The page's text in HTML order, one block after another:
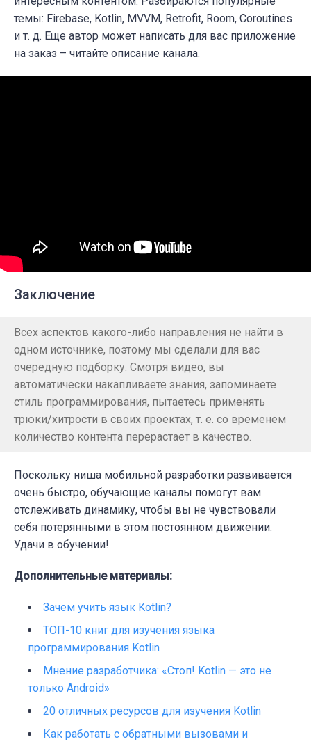
темы: Firebase, Kotlin, MVVM, Retrofit, Room, Coroutines
и т. д. Еще автор может написать для вас приложение
на заказ – читайте описание канала.
Заключение
Всех аспектов какого-либо направления не найти в
одном источнике, поэтому мы сделали для вас
очередную подборку. Смотря видео, вы
автоматически накапливаете знания, запоминаете
стиль программирования, пытаетесь применять
трюки/хитрости в своих проектах, т. е. со временем
количество контента перерастает в качество.
Поскольку ниша мобильной разработки развивается
очень быстро, обучающие каналы помогут вам
отслеживать динамику, чтобы вы не чувствовали
себя потерянными в этом постоянном движении.
Удачи в обучении!
Дополнительные материалы:
Зачем учить язык Kotlin?
ТОП-10 книг для изучения языка
программирования Kotlin
Мнение разработчика: «Стоп! Kotlin — это не
только Android»
20 отличных ресурсов для изучения Kotlin
Как работать с обратными вызовами и